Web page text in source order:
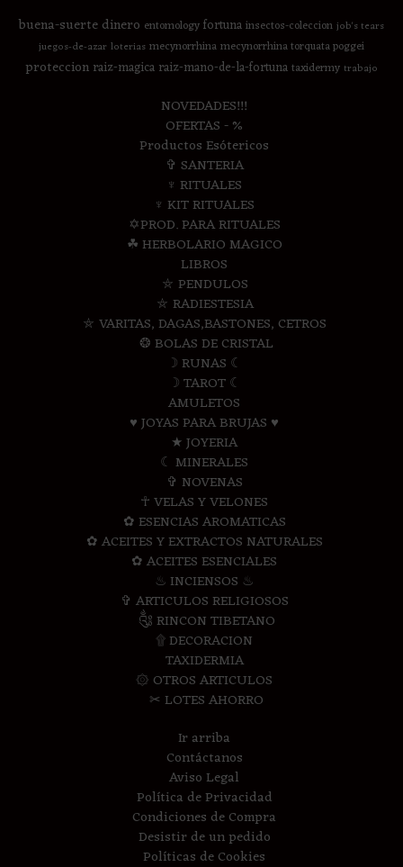
buena-suertedinero entomologyfortunainsectos-coleccion job's tears
juegos-de-azar loterias mecynorrhinamecynorrhina torquata poggei
proteccion raiz-magica raiz-mano-de-la-fortunataxidermy trabajo
NOVEDADES!!!
OFERTAS - %
Productos Esótericos
✞ SANTERIA
♆ RITUALES
♆ KIT RITUALES
✡PROD. PARA RITUALES
☘ HERBOLARIO MAGICO
LIBROS
⛤ PENDULOS
⛤ RADIESTESIA
⛤ VARITAS, DAGAS,BASTONES, CETROS
❂ BOLAS DE CRISTAL
☽ RUNAS ☾
☽ TAROT ☾
AMULETOS
♥ JOYAS PARA BRUJAS ♥
★ JOYERIA
☾ MINERALES
✞ NOVENAS
☥ VELAS Y VELONES
✿ ESENCIAS AROMATICAS
✿ ACEITES Y EXTRACTOS NATURALES
✿ ACEITES ESENCIALES
♨ INCIENSOS ♨
✞ ARTICULOS RELIGIOSOS
༃ RINCON TIBETANO
۩ DECORACION
TAXIDERMIA
۞ OTROS ARTICULOS
✂ LOTES AHORRO
Ir arriba
Contáctanos
Aviso Legal
Política de Privacidad
Condiciones de Compra
Desistir de un pedido
Políticas de Cookies